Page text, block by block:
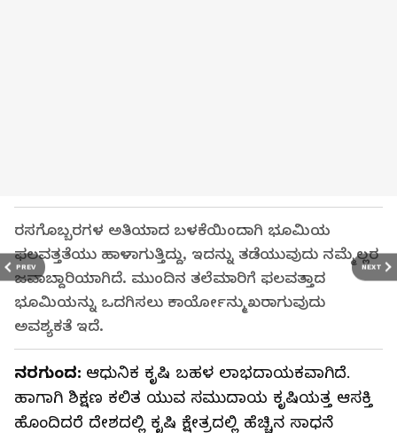
PREV NEXT
ರಸಗೊಬ್ಬರಗಳ ಅತಿಯಾದ ಬಳಕೆಯಿಂದಾಗಿ ಭೂಮಿಯ
ಫಲವತ್ತತೆಯು ಹಾಳಾಗುತ್ತಿದ್ದು, ಇದನ್ನು ತಡೆಯುವುದು ನಮ್ಮೆಲ್ಲರ
ಜವಾಬ್ದಾರಿಯಾಗಿದೆ. ಮುಂದಿನ ತಲೆಮಾರಿಗೆ ಫಲವತ್ತಾದ
ಭೂಮಿಯನ್ನು ಒದಗಿಸಲು ಕಾರ್ಯೋನ್ಮುಖರಾಗುವುದು
ಅವಶ್ಯಕತೆ ಇದೆ.
ನರಗುಂದ: ಆಧುನಿಕ ಕೃಷಿ ಬಹಳ ಲಾಭದಾಯಕವಾಗಿದೆ.
ಹಾಗಾಗಿ ಶಿಕ್ಷಣ ಕಲಿತ ಯುವ ಸಮುದಾಯ ಕೃಷಿಯತ್ತ ಆಸಕ್ತಿ
ಹೊಂದಿದರೆ ದೇಶದಲ್ಲಿ ಕೃಷಿ ಕ್ಷೇತ್ರದಲ್ಲಿ ಹೆಚ್ಚಿನ ಸಾಧನೆ